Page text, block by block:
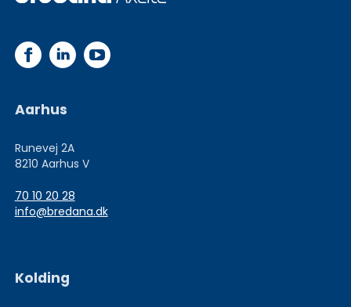
Aarhus
Runevej 2A
8210 Aarhus V
70 10 20 28
info@bredana.dk
Kolding